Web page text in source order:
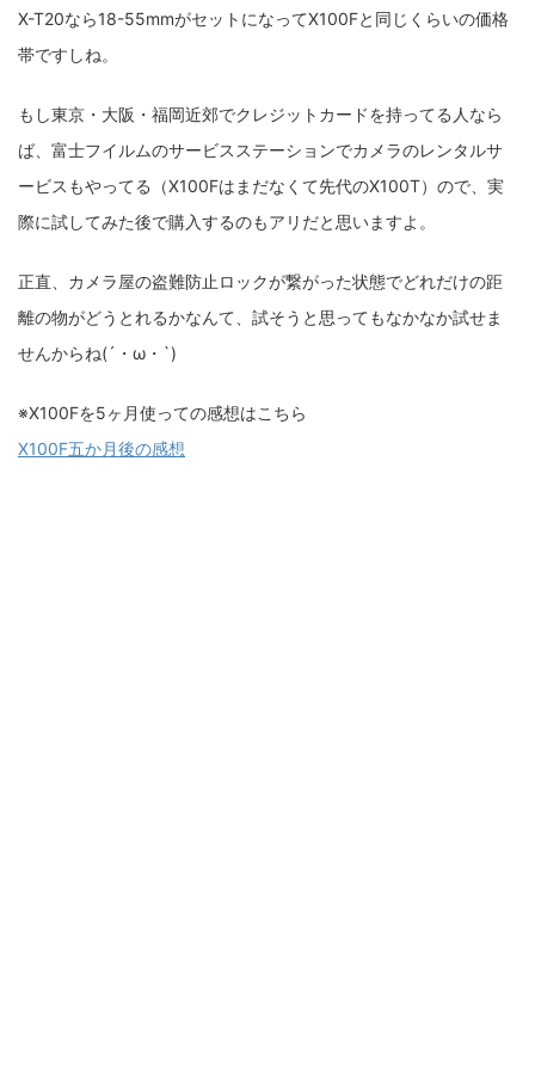
X-T20なら18-55mmがセットになってX100Fと同じくらいの価格
帯ですしね。
もし東京・大阪・福岡近郊でクレジットカードを持ってる人なら
ば、富士フイルムのサービスステーションでカメラのレンタルサ
ービスもやってる（X100Fはまだなくて先代のX100T）ので、実
際に試してみた後で購入するのもアリだと思いますよ。
正直、カメラ屋の盗難防止ロックが繋がった状態でどれだけの距
離の物がどうとれるかなんて、試そうと思ってもなかなか試せま
せんからね(´・ω・`)
※X100Fを5ヶ月使っての感想はこちら
X100F五か月後の感想